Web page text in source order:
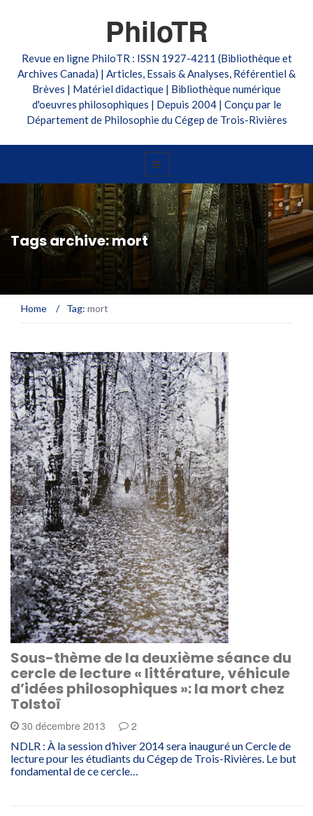
PhiloTR
Revue en ligne PhiloTR : ISSN 1927-4211 (Bibliothèque et
Archives Canada) | Articles, Essais & Analyses, Référentiel &
Brèves | Matériel didactique | Bibliothèque numérique
d'oeuvres philosophiques | Depuis 2004 | Conçu par le
Département de Philosophie du Cégep de Trois-Rivières
Tags archive: mort
Home / Tag: mort
Sous-thème de la deuxième séance du
cercle de lecture « littérature, véhicule
d’idées philosophiques »: la mort chez
Tolstoï
30 décembre 2013 2
NDLR : À la session d’hiver 2014 sera inauguré un Cercle de
lecture pour les étudiants du Cégep de Trois-Rivières. Le but
fondamental de ce cercle…